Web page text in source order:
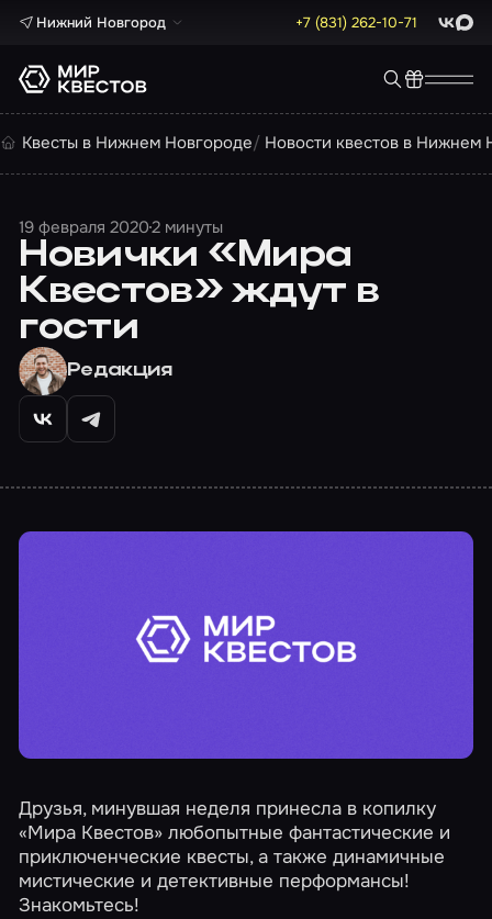
Нижний Новгород +7 (831) 262-10-71 Max
Квесты в Нижнем Новгороде Новости квестов в Нижнем
19 февраля 20202 минуты
Новички «Мира
Квестов» ждут в
гости
Редакция
Друзья, минувшая неделя принесла в копилку
«Мира Квестов» любопытные фантастические и
приключенческие квесты, а также динамичные
мистические и детективные перформансы!
Знакомьтесь!